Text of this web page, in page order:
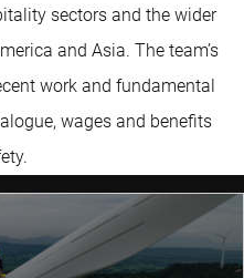
sectors and the wider
and Asia. The team’s
work and fundamental
wages and benefits